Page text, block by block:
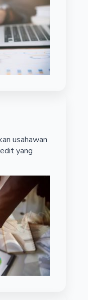
usahawan
yang